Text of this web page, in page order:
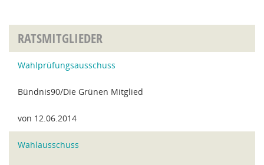
RATSMITGLIEDER
Wahlprüfungsausschuss
Bündnis90/Die Grünen Mitglied
von 12.06.2014
Wahlausschuss